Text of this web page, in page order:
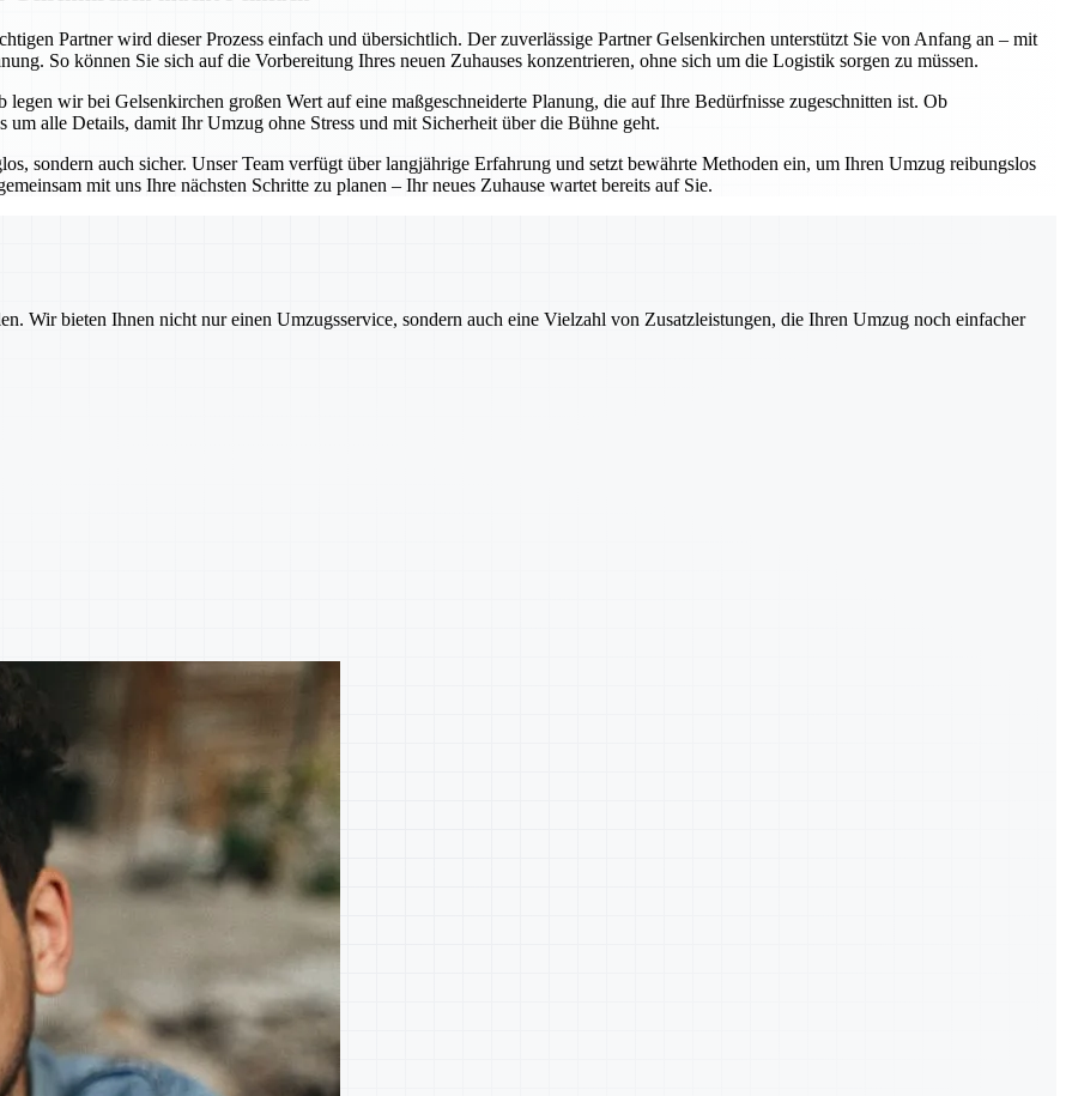
Partner wird dieser Prozess einfach und übersichtlich. Der zuverlässige Partner Gelsenkirchen unterstützt Sie von Anfang an – mit
So können Sie sich auf die Vorbereitung Ihres neuen Zuhauses konzentrieren, ohne sich um die Logistik sorgen zu müssen.
wir bei Gelsenkirchen großen Wert auf eine maßgeschneiderte Planung, die auf Ihre Bedürfnisse zugeschnitten ist. Ob
alle Details, damit Ihr Umzug ohne Stress und mit Sicherheit über die Bühne geht.
sondern auch sicher. Unser Team verfügt über langjährige Erfahrung und setzt bewährte Methoden ein, um Ihren Umzug reibungslos
mit uns Ihre nächsten Schritte zu planen – Ihr neues Zuhause wartet bereits auf Sie.
Wir bieten Ihnen nicht nur einen Umzugsservice, sondern auch eine Vielzahl von Zusatzleistungen, die Ihren Umzug noch einfacher